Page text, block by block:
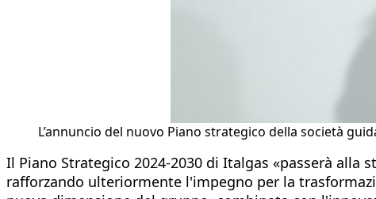
L’annuncio del nuovo Piano strategico della società
Il Piano Strategico 2024-2030 di Italgas «passerà alla
rafforzando ulteriormente l'impegno per la